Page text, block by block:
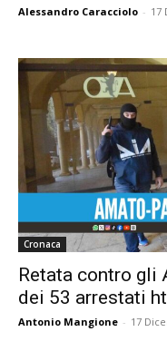
Alessandro Caracciolo - 17
Cronaca
Retata contro gli
dei 53 arrestati
Antonio Mangione - 17